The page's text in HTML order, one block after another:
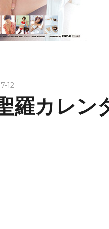
12
羅カレン